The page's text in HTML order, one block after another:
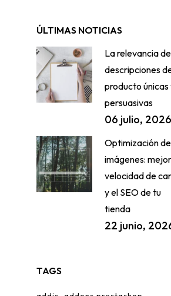
ÚLTIMAS NOTICIAS
La relevancia
descripciones
producto únicas
persuasivas
06 julio, 2026
Optimización de
imágenes:
velocidad de
y el SEO de tu
tienda
22 junio,
TAGS